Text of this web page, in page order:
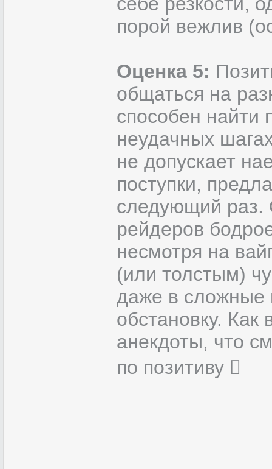
порой вежлив
Оценка 5:
общаться на
способен
неудачных
не допускает
поступки,
следующий раз.
рейдеров
несмотря на
(или толстым)
даже в сложные
обстановку. Как
анекдоты, что
по позитиву 